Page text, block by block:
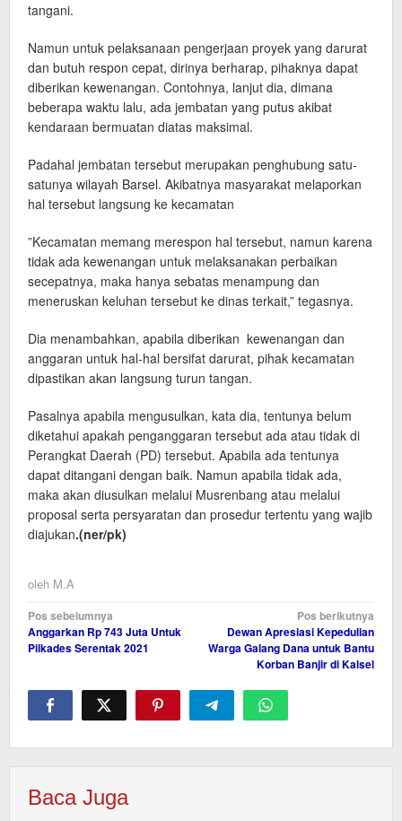
tangani.
Namun untuk pelaksanaan pengerjaan proyek yang darurat
dan butuh respon cepat, dirinya berharap, pihaknya dapat
diberikan kewenangan. Contohnya, lanjut dia, dimana
beberapa waktu lalu, ada jembatan yang putus akibat
kendaraan bermuatan diatas maksimal.
Padahal jembatan tersebut merupakan penghubung satu-
satunya wilayah Barsel. Akibatnya masyarakat melaporkan
hal tersebut langsung ke kecamatan
”Kecamatan memang merespon hal tersebut, namun karena
tidak ada kewenangan untuk melaksanakan perbaikan
secepatnya, maka hanya sebatas menampung dan
meneruskan keluhan tersebut ke dinas terkait,” tegasnya.
Dia menambahkan, apabila diberikan kewenangan dan
anggaran untuk hal-hal bersifat darurat, pihak kecamatan
dipastikan akan langsung turun tangan.
Pasalnya apabila mengusulkan, kata dia, tentunya belum
diketahui apakah penganggaran tersebut ada atau tidak di
Perangkat Daerah (PD) tersebut. Apabila ada tentunya
dapat ditangani dengan baik. Namun apabila tidak ada,
maka akan diusulkan melalui Musrenbang atau melalui
proposal serta persyaratan dan prosedur tertentu yang wajib
diajukan.(ner/pk)
oleh M.A
Navigasi
pos
Pos sebelumnya
Anggarkan Rp 743 Juta Untuk
Pilkades Serentak 2021
Pos berikutnya
Dewan Apresiasi Kepedulian
Warga Galang Dana untuk Bantu
Korban Banjir di Kalsel
Baca Juga